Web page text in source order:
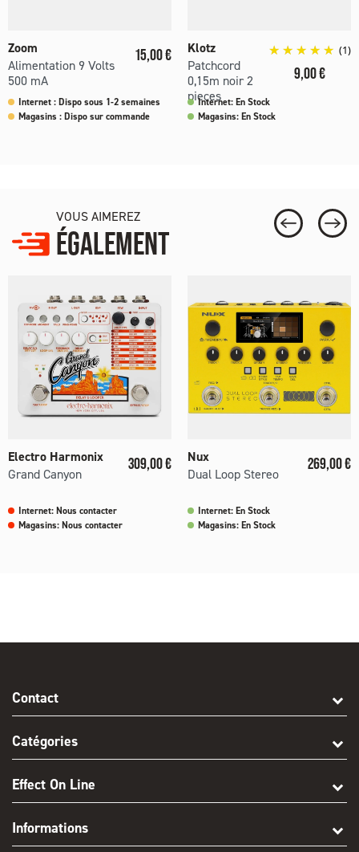
Zoom
Alimentation 9 Volts
500 mA
Prix
15,00 €
Internet : Dispo sous 1-2 semaines
Magasins : Dispo sur commande
Klotz
Patchcord
0,15m noir 2
pieces
(1)
Prix
9,00 €
Internet: En Stock
Magasins: En Stock
VOUS AIMEREZ
ÉGALEMENT
Electro Harmonix
Grand Canyon
Prix
309,00 €
Internet: Nous contacter
Magasins: Nous contacter
Nux
Dual Loop Stereo
Prix
269,00 €
Internet: En Stock
Magasins: En Stock
Contact
Catégories
Effect On Line
Informations